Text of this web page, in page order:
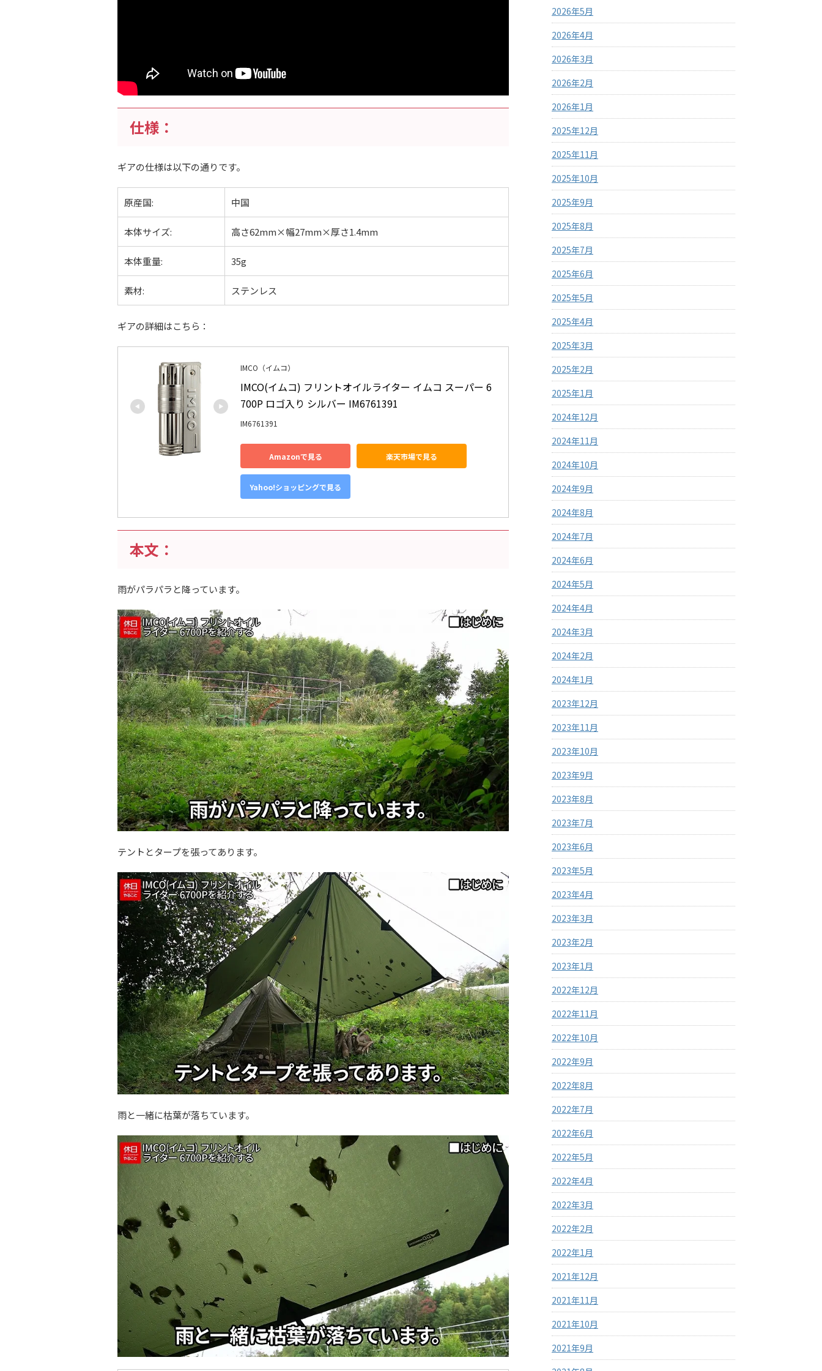
仕様：
ギアの仕様は以下の通りです。
原産国: 中国
本体サイズ: 高さ62mm×幅27mm×厚さ1.4mm
本体重量: 35g
素材: ステンレス
ギアの詳細はこちら：
IMCO（イムコ）
IMCO(イムコ) フリントオイルライター イムコ スーパー 6
700P ロゴ入り シルバー IM6761391
IM6761391
Amazonで見る 楽天市場で見る
Yahoo!ショッピングで見る
本文：
雨がパラパラと降っています。
テントとタープを張ってあります。
雨と一緒に枯葉が落ちています。
2026年5月
2026年4月
2026年3月
2026年2月
2026年1月
2025年12月
2025年11月
2025年10月
2025年9月
2025年8月
2025年7月
2025年6月
2025年5月
2025年4月
2025年3月
2025年2月
2025年1月
2024年12月
2024年11月
2024年10月
2024年9月
2024年8月
2024年7月
2024年6月
2024年5月
2024年4月
2024年3月
2024年2月
2024年1月
2023年12月
2023年11月
2023年10月
2023年9月
2023年8月
2023年7月
2023年6月
2023年5月
2023年4月
2023年3月
2023年2月
2023年1月
2022年12月
2022年11月
2022年10月
2022年9月
2022年8月
2022年7月
2022年6月
2022年5月
2022年4月
2022年3月
2022年2月
2022年1月
2021年12月
2021年11月
2021年10月
2021年9月